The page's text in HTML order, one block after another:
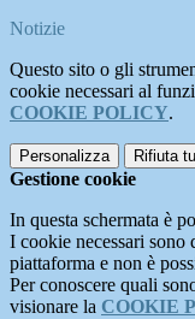
Notizie
Questo sito o gli
cookie necessari al
COOKIE POLICY.
Personalizza Rifiuta
Gestione cookie
In questa schermata è
I cookie necessari
piattaforma e non è
Per conoscere quali
visionare la COOKIE